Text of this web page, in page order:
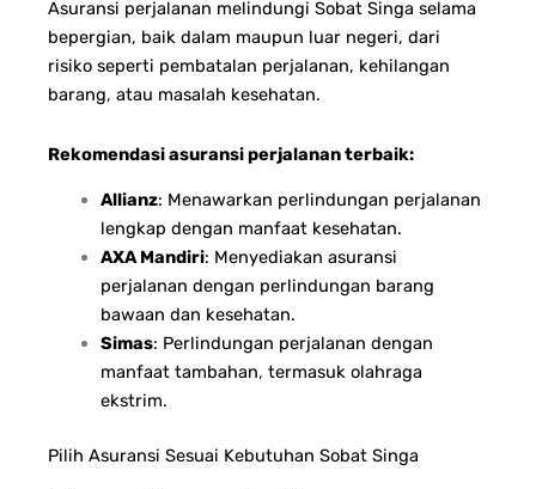
Asuransi perjalanan melindungi Sobat Singa selama
bepergian, baik dalam maupun luar negeri, dari
risiko seperti pembatalan perjalanan, kehilangan
barang, atau masalah kesehatan.
Rekomendasi asuransi perjalanan terbaik:
Allianz: Menawarkan perlindungan perjalanan
lengkap dengan manfaat kesehatan.
AXA Mandiri: Menyediakan asuransi
perjalanan dengan perlindungan barang
bawaan dan kesehatan.
Simas: Perlindungan perjalanan dengan
manfaat tambahan, termasuk olahraga
ekstrim.
Pilih Asuransi Sesuai Kebutuhan Sobat Singa